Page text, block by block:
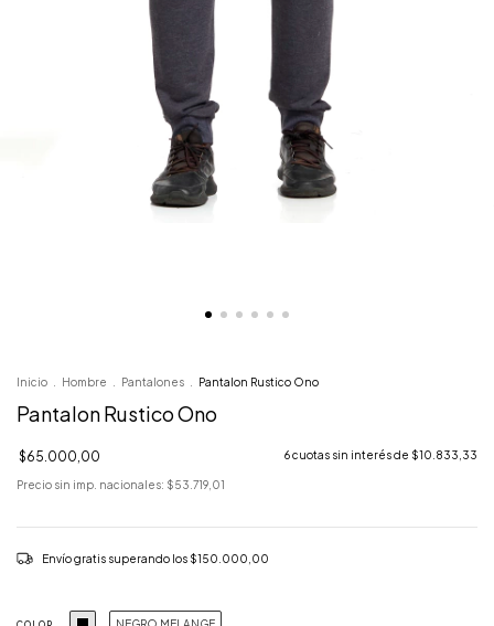
Inicio Hombre Pantalones Pantalon Rustico Ono
Pantalon Rustico Ono
$65.000,00 6cuotas sin interés de $10.833,33
Precio sin imp. nacionales: $53.719,01
Envío gratis superando los $150.000,00